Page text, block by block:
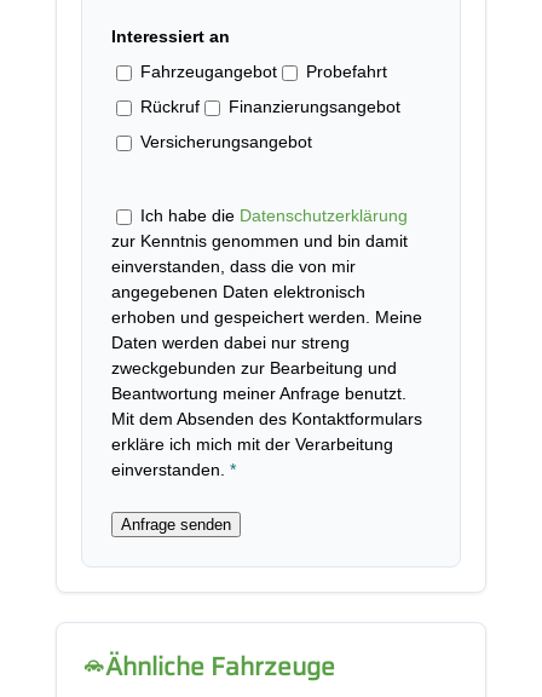
Interessiert an
Fahrzeugangebot
Probefahrt
Rückruf
Finanzierungsangebot
Versicherungsangebot
Ich habe die Datenschutzerklärung
zur Kenntnis genommen und bin damit
einverstanden, dass die von mir
angegebenen Daten elektronisch
erhoben und gespeichert werden. Meine
Daten werden dabei nur streng
zweckgebunden zur Bearbeitung und
Beantwortung meiner Anfrage benutzt.
Mit dem Absenden des Kontaktformulars
erkläre ich mich mit der Verarbeitung
einverstanden. *
Anfrage senden
Ähnliche Fahrzeuge